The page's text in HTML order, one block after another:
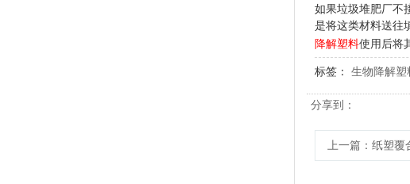
如果垃圾堆肥厂不
是将这类材料送往
降解塑料使用后将
标签： 生物降解塑
分享到：
上一篇 ：纸塑